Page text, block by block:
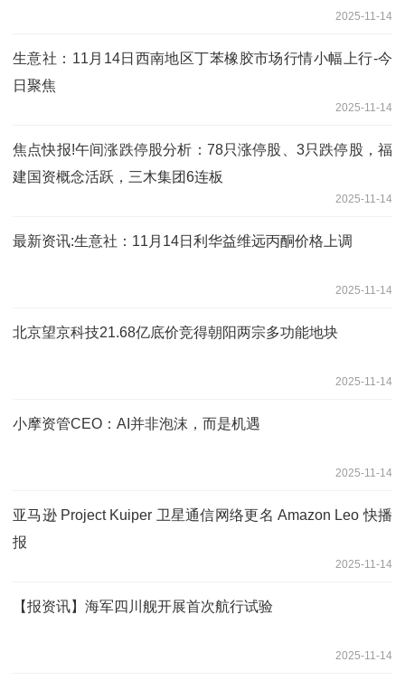
2025-11-14
生意社：11月14日西南地区丁苯橡胶市场行情小幅上行-今
日聚焦
2025-11-14
焦点快报!午间涨跌停股分析：78只涨停股、3只跌停股，福
建国资概念活跃，三木集团6连板
2025-11-14
最新资讯:生意社：11月14日利华益维远丙酮价格上调
2025-11-14
北京望京科技21.68亿底价竞得朝阳两宗多功能地块
2025-11-14
小摩资管CEO：AI并非泡沫，而是机遇
2025-11-14
亚马逊 Project Kuiper 卫星通信网络更名 Amazon Leo 快播
报
2025-11-14
【报资讯】海军四川舰开展首次航行试验
2025-11-14